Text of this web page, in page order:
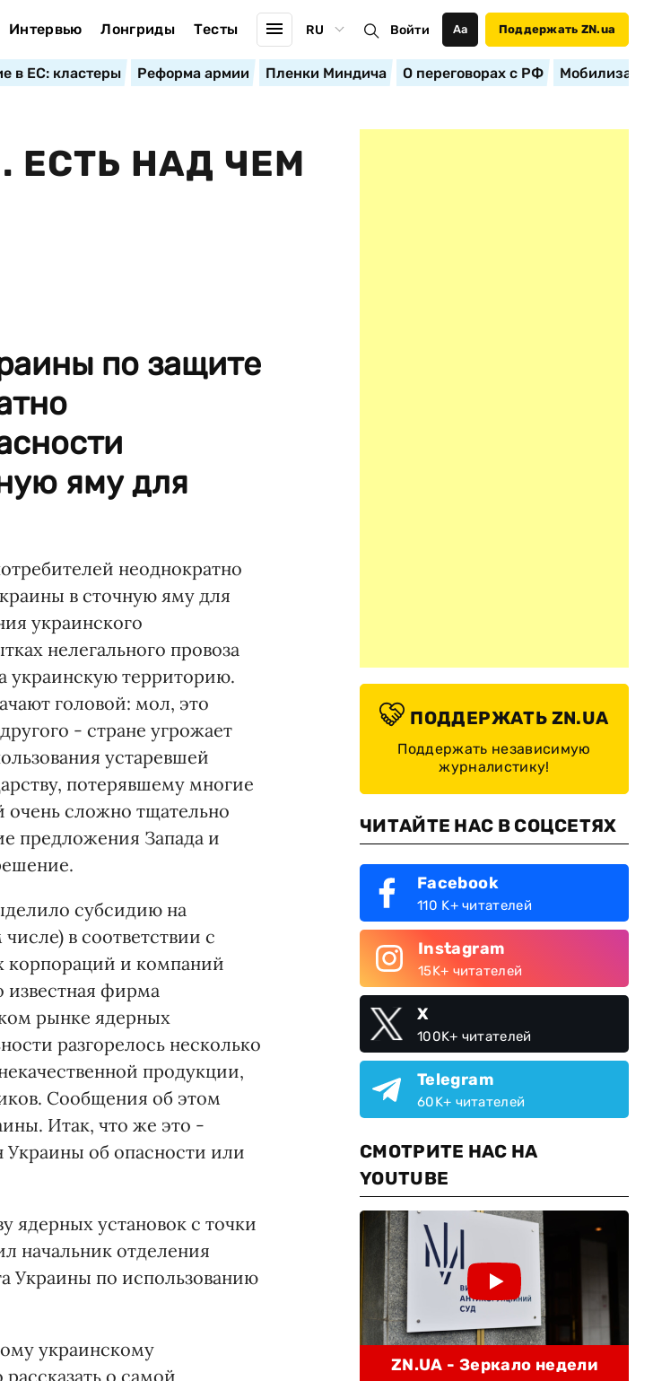
Интервью Лонгриды Тесты RU Войти Аа Поддержать ZN.ua
в ЕС: кластеры Реформа армии Пленки Миндича О переговорах с РФ
ЕСТЬ НАД ЧЕМ
по защите
яму для
неоднократно
в сточную яму для
украинского
нелегального провоза
украинскую территорию.
головой: мол, это
- стране угрожает
устаревшей
потерявшему многие
очень сложно тщательно
предложения Запада и
субсидию на
в соответствии с
корпораций и компаний
известная фирма
рынке ядерных
разгорелось несколько
продукции,
Сообщения об этом
Итак, что же это -
Украины об опасности или
ядерных установок с точки
начальник отделения
Украины по использованию
украинскому
о самой
ПОДДЕРЖАТЬ ZN.UA
Поддержать независимую
журналистику!
ЧИТАЙТЕ НАС В СОЦСЕТЯХ
Facebook
110 K+ читателей
Instagram
15K+ читателей
X
100K+ читателей
Telegram
60K+ читателей
СМОТРИТЕ НАС НА
YOUTUBE
ZN.UA - Зеркало недели